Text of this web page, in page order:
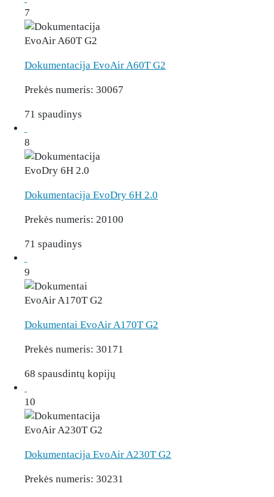
7
Dokumentacija EvoAir A60T G2
Prekės numeris: 30067
71 spaudinys
8
Dokumentacija EvoDry 6H 2.0
Prekės numeris: 20100
71 spaudinys
9
Dokumentai EvoAir A170T G2
Prekės numeris: 30171
68 spausdintų kopijų
10
Dokumentacija EvoAir A230T G2
Prekės numeris: 30231